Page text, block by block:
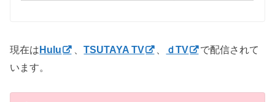
現在は Hulu 、TSUTAYA TV ｄTV
で配信されて
います。